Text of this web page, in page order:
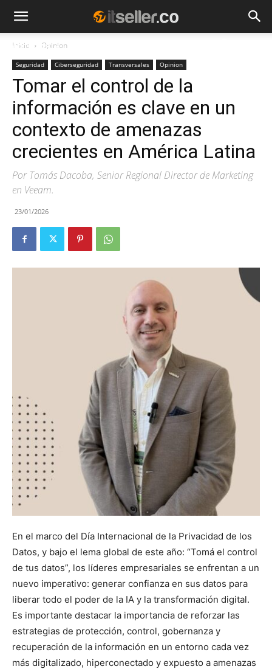
NOTICIAS
Inicio Opinion
Seguridad Ciberseguridad Transversales Opinion
Tomar el control de la
información es clave en un
contexto de amenazas
crecientes en América Latina
Por Tomás Dacoba, Senior Regional Director de Marketing
en Veeam.
23/01/2026
En el marco del Día Internacional de la Privacidad de los
Datos, y bajo el lema global de este año: “Tomá el control
de tus datos”, los líderes empresariales se enfrentan a un
nuevo imperativo: generar confianza en sus datos para
liberar todo el poder de la IA y la transformación digital.
Es importante destacar la importancia de reforzar las
estrategias de protección, control, gobernanza y
recuperación de la información en un entorno cada vez
más digitalizado, hiperconectado y expuesto a amenazas